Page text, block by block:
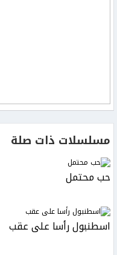
مسلسلات ذات صلة
حب محتمل
اسطنبول رأسا على عقب